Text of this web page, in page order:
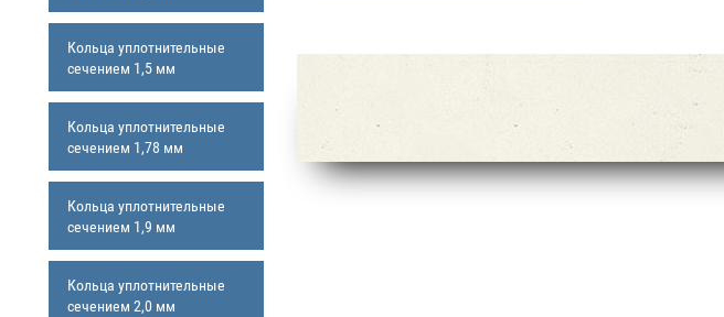
Кольца уплотнительные
сечением 1,5 мм
Кольца уплотнительные
сечением 1,78 мм
Кольца уплотнительные
сечением 1,9 мм
Кольца уплотнительные
сечением 2,0 мм